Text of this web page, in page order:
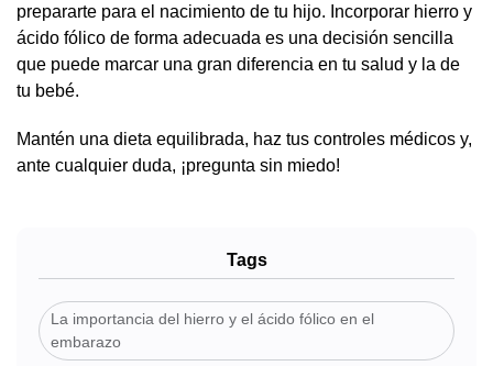
prepararte para el nacimiento de tu hijo. Incorporar hierro y
ácido fólico de forma adecuada es una decisión sencilla
que puede marcar una gran diferencia en tu salud y la de
tu bebé.
Mantén una dieta equilibrada, haz tus controles médicos y,
ante cualquier duda, ¡pregunta sin miedo!
Tags
La importancia del hierro y el ácido fólico en el
embarazo